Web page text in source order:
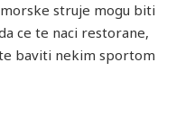
struje mogu biti
ce te naci restorane,
baviti nekim sportom